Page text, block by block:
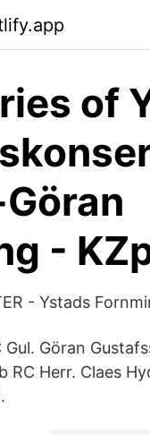
of
-
- Ystads
Gul. Göran
RC Herr. Claes